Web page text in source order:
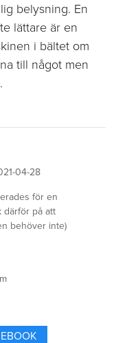
belysning. En
lättare är en
i bältet om
till något men
04-28
för en
därför på att
behöver inte)